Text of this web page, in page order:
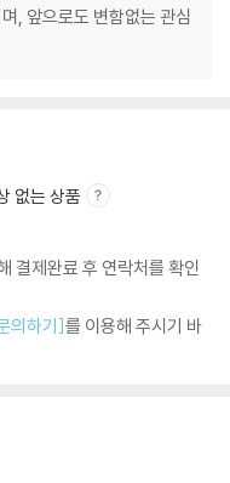
, 앞으로도 변함없는 관심
없는 상품
결제완료 후 연락처를 확인
의하기]를 이용해 주시기 바